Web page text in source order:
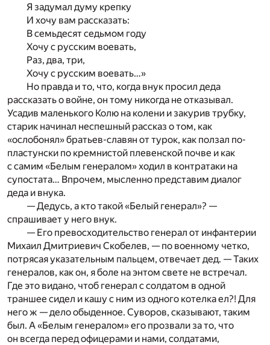
Я задумал думу крепку
И хочу вам рассказать:
В семьдесят седьмом году
Хочу с русским воевать,
Раз, два, три,
Хочу с русским воевать…»
Но правда и то, что, когда внук просил деда
рассказать о войне, он тому никогда не отказывал.
Усадив маленького Колю на колени и закурив трубку,
старик начинал неспешный рассказ о том, как
«ослобонял» братьев-славян от турок, как ползал по-
пластунски по кремнистой плевенской почве и как
с самим «Белым генералом» ходил в контратаки на
супостата… Впрочем, мысленно представим диалог
деда и внука.
— Дедусь, а кто такой «Белый генерал»? —
спрашивает у него внук.
— Его превосходительство генерал от инфантерии
Михаил Дмитриевич Скобелев, — по военному четко,
потрясая указательным пальцем, отвечает дед. — Таких
генералов, как он, я боле на энтом свете не встречал.
Где это видано, чтоб генерал с солдатом в одной
траншее сидел и кашу с ним из одного котелка ел?! Для
него ж — дело обыденное. Суворов, сказывают, таким
был. А «Белым генералом» его прозвали за то, что
он всегда перед офицерами и нами, солдатами,